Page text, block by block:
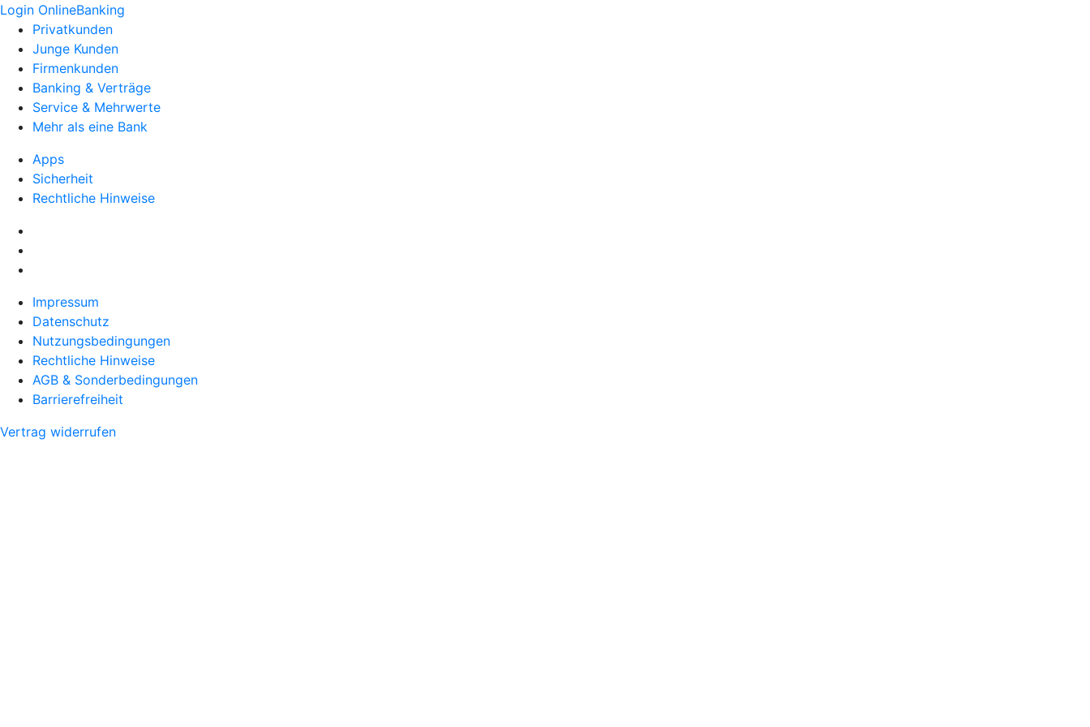
Login OnlineBanking
Privatkunden
Junge Kunden
Firmenkunden
Banking & Verträge
Service & Mehrwerte
Mehr als eine Bank
Apps
Sicherheit
Rechtliche Hinweise
Impressum
Datenschutz
Nutzungsbedingungen
Rechtliche Hinweise
AGB & Sonderbedingungen
Barrierefreiheit
Vertrag widerrufen